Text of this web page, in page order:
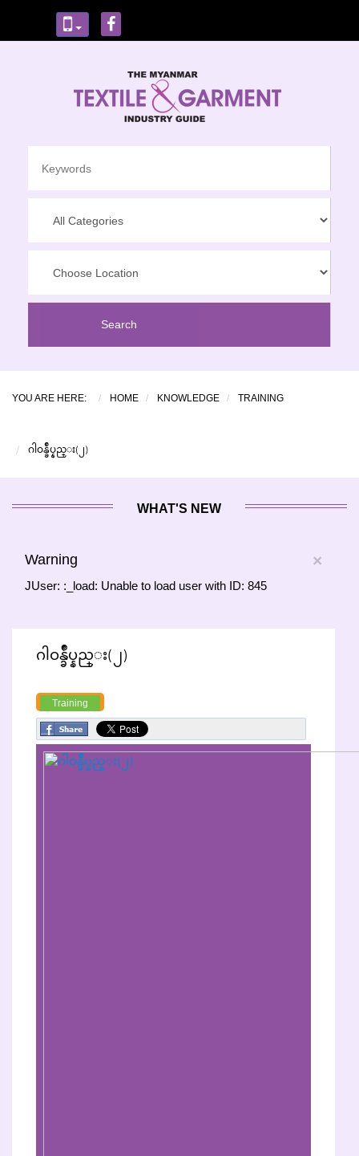
YOU ARE HERE: HOME KNOWLEDGE TRAINING
ဂါဝန္ခ်ဳပ္နည္း(၂)
WHAT'S NEW
×
Warning
JUser: :_load: Unable to load user with ID: 845
ဂါဝန္ခ်ဳပ္နည္း(၂)
Training